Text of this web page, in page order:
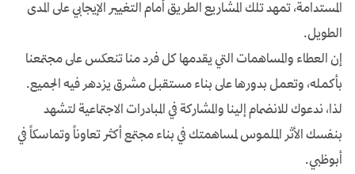
المستدامة، تمهد تلك المشاريع الطريق أمام التغيير الإيجابي على المدى
الطويل.
إن العطاء والمساهمات التي يقدمها كل فرد منا تنعكس على مجتمعنا
بأكمله، وتعمل بدورها على بناء مستقبل مشرق يزدهر فيه الجميع.
لذا، ندعوك للانضمام إلينا والمشاركة في المبادرات الاجتماعية لتشهد
بنفسك الأثر الملموس لمساهمتك في بناء مجتمع أكثر تعاوناً وتماسكاً في
أبوظبي.